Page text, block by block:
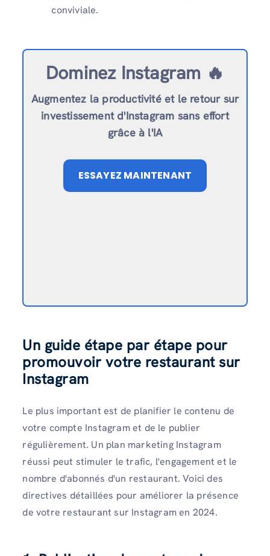
conviviale.
Dominez Instagram 🔥
Augmentez la productivité et le retour sur
investissement d'Instagram sans effort
grâce à l'IA
ESSAYEZ MAINTENANT
Un guide étape par étape pour
promouvoir votre restaurant sur
Instagram
Le plus important est de planifier le contenu de
votre compte Instagram et de le publier
régulièrement. Un plan marketing Instagram
réussi peut stimuler le trafic, l'engagement et le
nombre d'abonnés d'un restaurant. Voici des
directives détaillées pour améliorer la présence
de votre restaurant sur Instagram en 2024.